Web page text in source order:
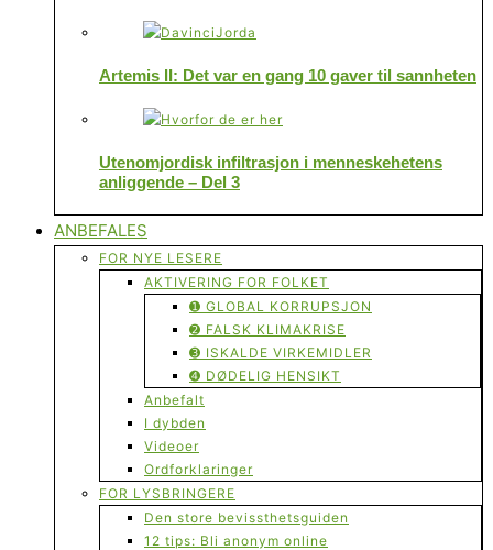
Artemis II: Det var en gang 10 gaver til sannheten
Utenomjordisk infiltrasjon i menneskehetens
anliggende – Del 3
ANBEFALES
FOR NYE LESERE
AKTIVERING FOR FOLKET
➊ GLOBAL KORRUPSJON
➋ FALSK KLIMAKRISE
➌ ISKALDE VIRKEMIDLER
➍ DØDELIG HENSIKT
Anbefalt
I dybden
Videoer
Ordforklaringer
FOR LYSBRINGERE
Den store bevissthetsguiden
12 tips: Bli anonym online